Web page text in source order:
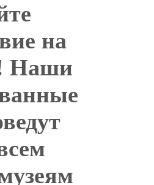
на
Наши